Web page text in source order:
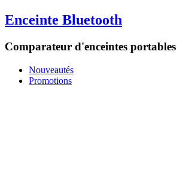
Enceinte Bluetooth
Comparateur d'enceintes portables
Nouveautés
Promotions